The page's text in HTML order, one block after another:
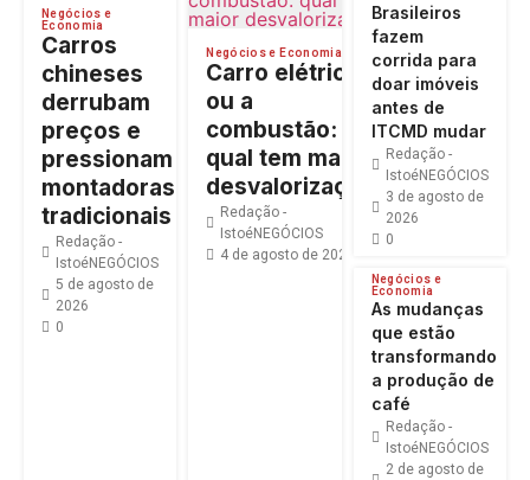
Negócios e
Economia
Carros
chineses
derrubam
preços e
pressionam
montadoras
tradicionais
Redação -
IstoéNEGÓCIOS
5 de agosto de
2026
0
Negócios e Economia
Carro elétrico
ou a
combustão:
qual tem maior
desvalorização?
Redação -
IstoéNEGÓCIOS
4 de agosto de 2026
Brasileiros
fazem
corrida para
doar imóveis
antes de
ITCMD mudar
Redação -
IstoéNEGÓCIOS
3 de agosto de
2026
0
Negócios e
Economia
As mudanças
que estão
transformando
a produção de
café
Redação -
IstoéNEGÓCIOS
2 de agosto de